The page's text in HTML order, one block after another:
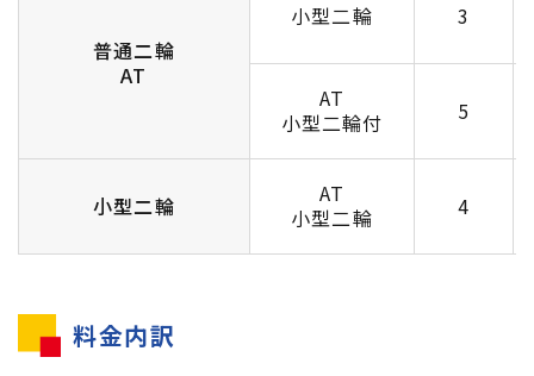
普通二輪
AT
小型二輪 3
AT
小型二輪付
5
小型二輪
AT
小型二輪
4
料金内訳